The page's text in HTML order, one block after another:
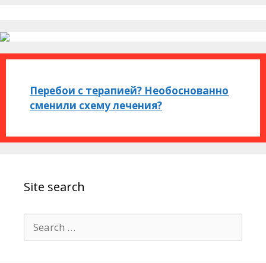
Перебои с терапией? Необоснованно
сменили схему лечения?
Site search
Search for: